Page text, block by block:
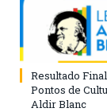
Resultado
Pontos de
Aldir Blanc